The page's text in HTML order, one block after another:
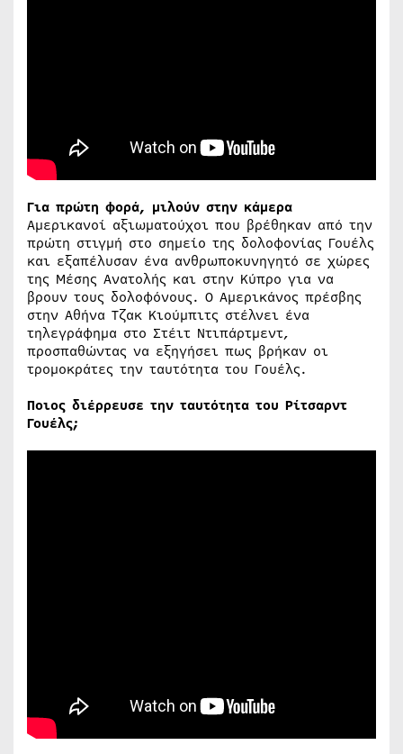
Για πρώτη φορά, μιλούν στην κάμερα
Αμερικανοί αξιωματούχοι που βρέθηκαν από την
πρώτη στιγμή στο σημείο της δολοφονίας Γουέλς
και εξαπέλυσαν ένα ανθρωποκυνηγητό σε χώρες
της Μέσης Ανατολής και στην Κύπρο για να
βρουν τους δολοφόνους. Ο Αμερικάνος πρέσβης
στην Αθήνα Τζακ Κιούμπιτς στέλνει ένα
τηλεγράφημα στο Στέιτ Ντιπάρτμεντ,
προσπαθώντας να εξηγήσει πως βρήκαν οι
τρομοκράτες την ταυτότητα του Γουέλς.
Ποιος διέρρευσε την ταυτότητα του Ρίτσαρντ
Γουέλς;